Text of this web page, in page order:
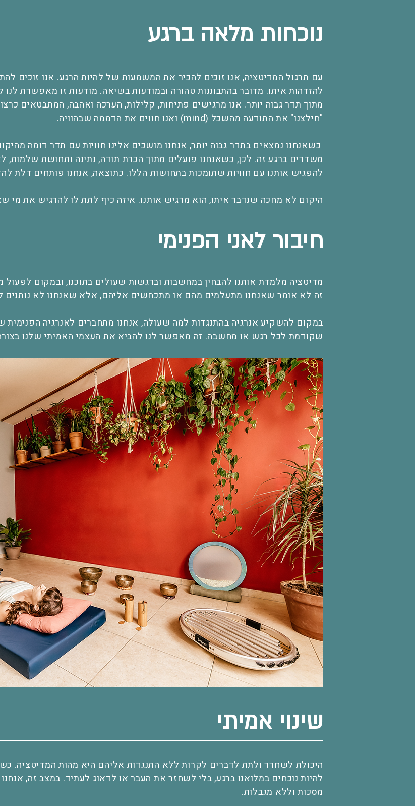
נוכחות מלאה ברגע
עם תרגול המדיטציה, אנו זוכים להכיר את המשמעות של להיות הרגע. אנו זוכים
להזדהות איתו. מדובר בהתבוננות טהורה ובמודעות בשיאה. מודעות זו מאפשרת
מתוך תדר גבוה יותר. אנו מרגישים פתיחות, קלילות, הערכה ואהבה, המתבטאים
"חילצנו" את התודעה מהשכל (mind) ואנו חווים את הדממה שבהוויה.
כשאנחנו נמצאים בתדר גבוה יותר, אנחנו מושכים אלינו חוויות עם תדר דומה
משדרים ברגע זה. לכן, כשאנחנו פועלים מתוך הכרת תודה, נתינה ותחושת שלמות,
להפגיש אותנו עם חוויות שתומכות בתחושות הללו. כתוצאה, אנחנו פותחים דלת
היקום לא מחכה שנדבר איתו, הוא מרגיש אותנו. איזה כיף לתת לו להרגיש את
חיבור לאני הפנימי
מדיטציה מלמדת אותנו להבחין במחשבות וברגשות שעולים בתוכנו, ובמקום
זה לא אומר שאנחנו מתעלמים מהם או מתכחשים אליהם, אלא שאנחנו לא נותנים
במקום להשקיע אנרגיה בהתנגדות למה שעולה, אנחנו מתחברים לאנרגיה
שקודמת לכל רגש או מחשבה. זה מאפשר לנו להביא את העצמי האמיתי שלנו
שינוי אמיתי
היכולת לשחרר ולתת לדברים לקרות ללא התנגדות אליהם היא מהות המדיטציה.
להיות נוכחים במלואנו ברגע, בלי לשחזר את העבר או לדאוג לעתיד. במצב זה,
מסכות וללא מגבלות.